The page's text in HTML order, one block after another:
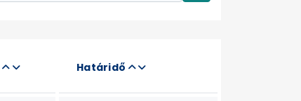
Határidő